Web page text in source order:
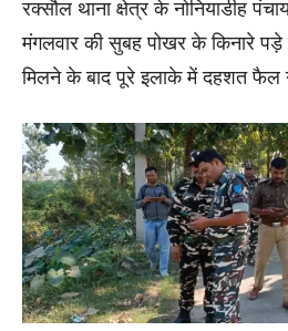
रक्सौल थाना क्षेत्र के नोनियाडीह
मंगलवार की सुबह पोखर के किनारे
मिलने के बाद पूरे इलाके में दहशत फैल